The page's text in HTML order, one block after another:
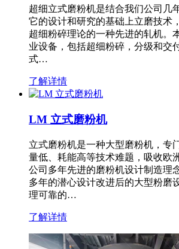
超细立式磨粉机是结合我们公司几
它的设计和研究的基础上立磨技术
超细粉碎理论的一种先进的轧机。
业设备，包括超细粉碎，分级和交
式…
了解详情
LM 立式磨粉机
立式磨粉机是一种大型磨粉机，专
量低、耗能高等技术难题，吸收欧
公司多年先进的磨粉机设计制造理
多年的潜心设计改进后的大型粉磨
理可靠的…
了解详情